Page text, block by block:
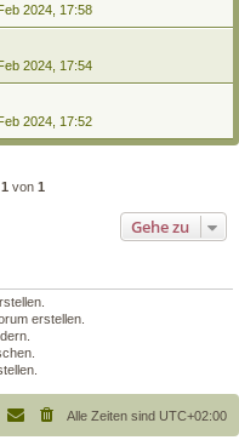
2024, 17:58
2024, 17:54
2024, 17:52
1 von 1
Gehe zu
erstellen.
Alle Zeiten sind UTC+02:00